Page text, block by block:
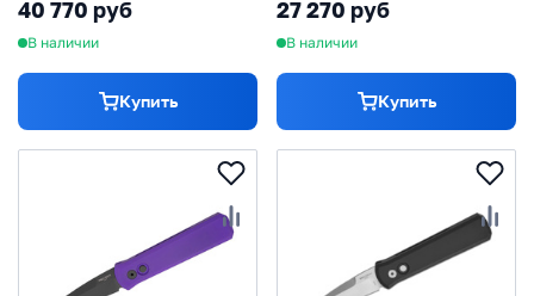
40 770 руб
В наличии
Купить
27 270 руб
В наличии
Купить